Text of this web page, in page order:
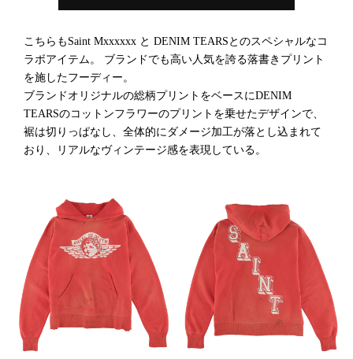
こちらもSaint Mxxxxxx と DENIM TEARSとのスペシャルなコ
ラボアイテム。 ブランドでも高い人気を誇る落書きプリント
を施したフーディー。
ブランドオリジナルの総柄プリントをベースにDENIM
TEARSのコットンフラワーのプリントを乗せたデザインで、
裾は切りっぱなし、全体的にダメージ加工が落とし込まれて
おり、リアルなヴィンテージ感を表現している。